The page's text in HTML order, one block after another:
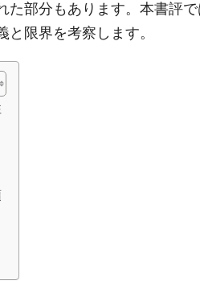
た部分もあります。本書評
限界を考察します。